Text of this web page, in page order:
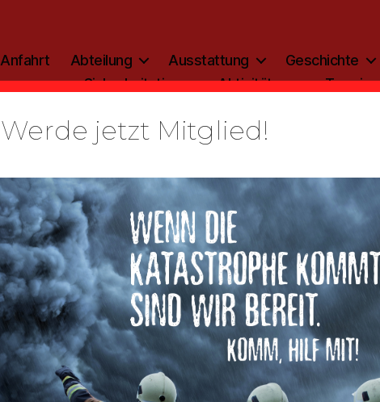
Anfahrt Abteilung Ausstattung Geschichte
Sicherheitstipp
Aktivitäten Termine
Fahrzeug:ELW
Kategorien
EINSATZBERICHT
Werde jetzt Mitglied!